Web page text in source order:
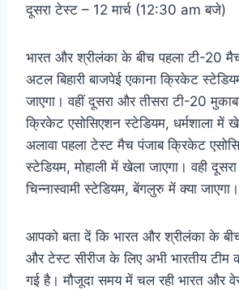
दूसरा टेस्ट – 12 मार्च (12:30 am बजे)
भारत और श्रीलंका के बीच पहला टी-20
अटल बिहारी बाजपेई एकाना क्रिकेट
जाएगा। वहीं दूसरा और तीसरा टी-20
क्रिकेट एसोसिएशन स्टेडियम, धर्मशाला में
अलावा पहला टेस्ट मैच पंजाब क्रिकेट
स्टेडियम, मोहाली में खेला जाएगा। वही
चिन्नास्वामी स्टेडियम, बेंगलुरु में क्या जाएगा।
आपको बता दें कि भारत और श्रीलंका के
और टेस्ट सीरीज के लिए अभी भारतीय टीम
गई है। मौजूदा समय में चल रही भारत और